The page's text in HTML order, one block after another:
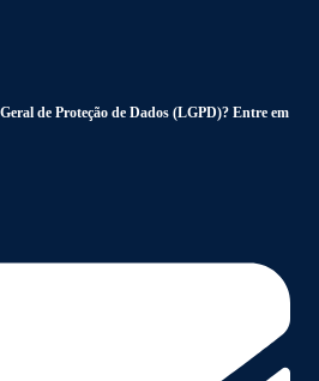
de Proteção de Dados (LGPD)? Entre em